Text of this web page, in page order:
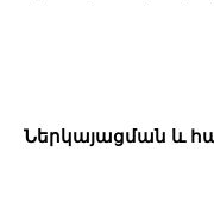
Ներկայացման և